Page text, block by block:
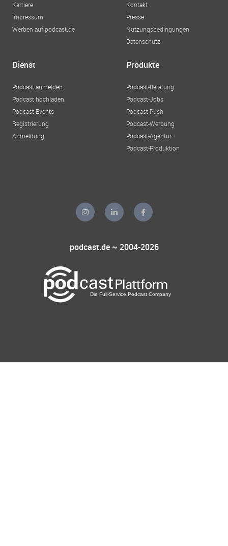
Karriere
Impressum
Werben auf podcast.de
Kontakt
Presse
Nutzungsbedingungen
Datenschutz
Dienst
Podcast anmelden
Podcast hochladen
Podcast-Events
Registrierung
Anmeldung
Produkte
Podcast-Beratung
Podcast-Jobs
Podcast-Push
Podcast-Werbung
Podcast-Agentur
Podcast-Produktion
podcast.de ~ 2004-2026